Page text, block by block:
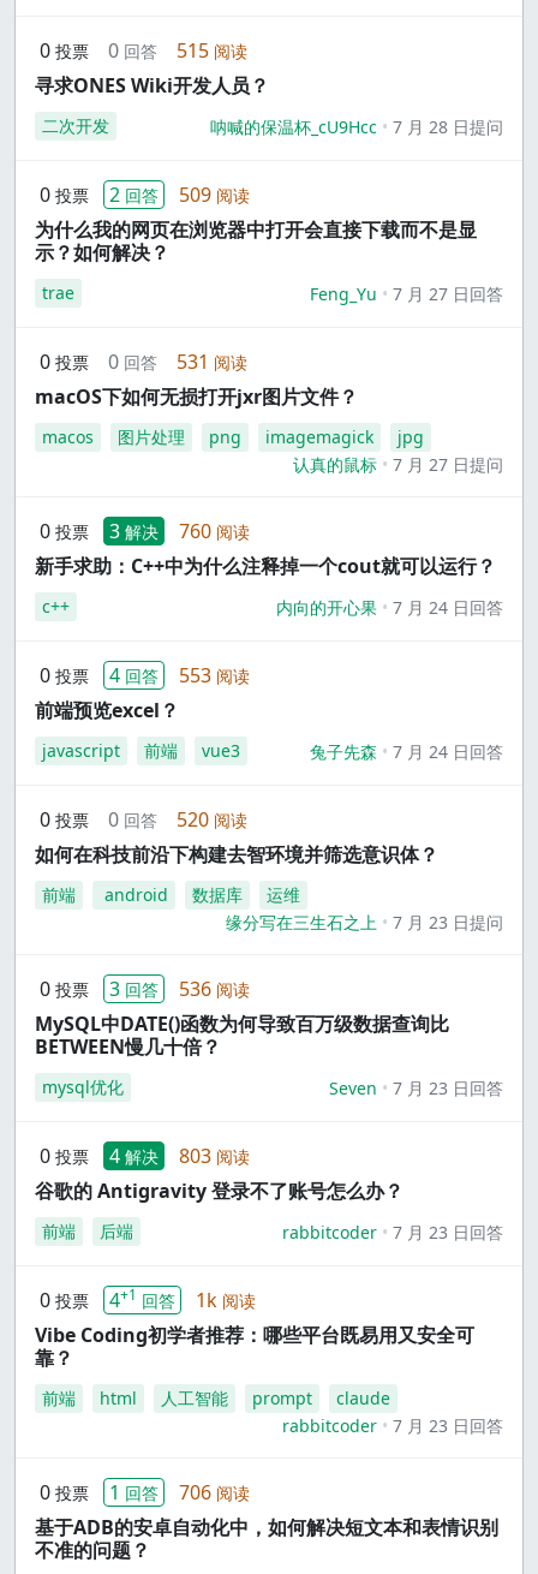
0 投票 0 回答 515 阅读
寻求ONES Wiki开发人员？
二次开发 呐喊的保温杯_cU9Hcc 7 月 28 日提问
0 投票 2 回答 509 阅读
为什么我的网页在浏览器中打开会直接下载而不是显
示？如何解决？
trae Feng_Yu 7 月 27 日回答
0 投票 0 回答 531 阅读
macOS下如何无损打开jxr图片文件？
macos 图片处理 png imagemagick
jpg
认真的鼠标
7 月 27 日提问
0 投票 3 解决 760 阅读
新手求助：C++中为什么注释掉一个cout就可以运行？
c++ 内向的开心果 7 月 24 日回答
0 投票 4 回答 553 阅读
前端预览excel？
javascript 前端 vue3 兔子先森 7 月 24 日回答
0 投票 0 回答 520 阅读
如何在科技前沿下构建去智环境并筛选意识体？
前端 android 数据库
运维
缘分写在三生石之上
7 月 23 日提问
0 投票 3 回答 536 阅读
MySQL中DATE()函数为何导致百万级数据查询比
BETWEEN慢几十倍？
mysql优化 Seven 7 月 23 日回答
0 投票 4 解决 803 阅读
谷歌的 Antigravity 登录不了账号怎么办？
前端 后端 rabbitcoder 7 月 23 日回答
0 投票 4+1 回答 1k 阅读
Vibe Coding初学者推荐：哪些平台既易用又安全可
靠？
前端 html 人工智能 prompt
claude
rabbitcoder
7 月 23 日回答
0 投票 1 回答 706 阅读
基于ADB的安卓自动化中，如何解决短文本和表情识别
不准的问题？